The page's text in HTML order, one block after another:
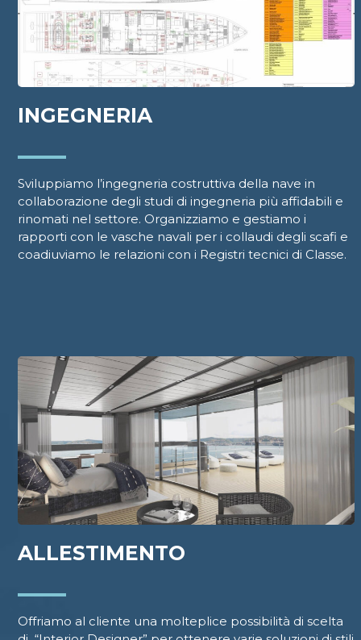
INGEGNERIA
Sviluppiamo l’ingegneria costruttiva della nave in
collaborazione degli studi di ingegneria più affidabili e
rinomati nel settore. Organizziamo e gestiamo i
rapporti con le vasche navali per i collaudi degli scafi e
coadiuviamo le relazioni con i Registri tecnici di Classe.
ALLESTIMENTO
Offriamo al cliente una molteplice possibilità di scelta